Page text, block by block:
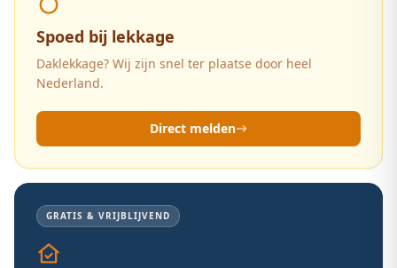
Spoed bij lekkage
Daklekkage? Wij zijn snel ter plaatse door heel
Nederland.
Direct melden
GRATIS & VRIJBLIJVEND